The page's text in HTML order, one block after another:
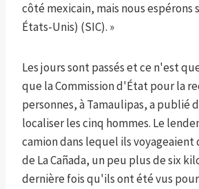
côté mexicain, mais nous espérons
États-Unis) (SIC). »
Les jours sont passés et ce n'est
que la Commission d'État pour la
personnes, à Tamaulipas, a publié
localiser les cinq hommes. Le
camion dans lequel ils
de La Cañada, un peu plus de six
dernière fois qu'ils ont été vus